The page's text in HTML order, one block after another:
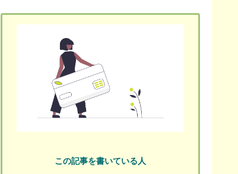
この記事を書いている人